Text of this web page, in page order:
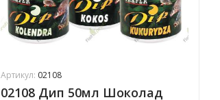
Артикул: 02108
02108 Дип 50мл Шоколад